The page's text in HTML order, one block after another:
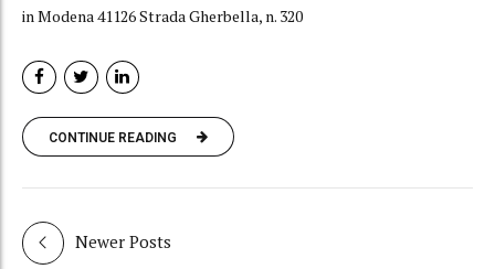
in Modena 41126 Strada Gherbella, n. 320
CONTINUE READING
Newer Posts